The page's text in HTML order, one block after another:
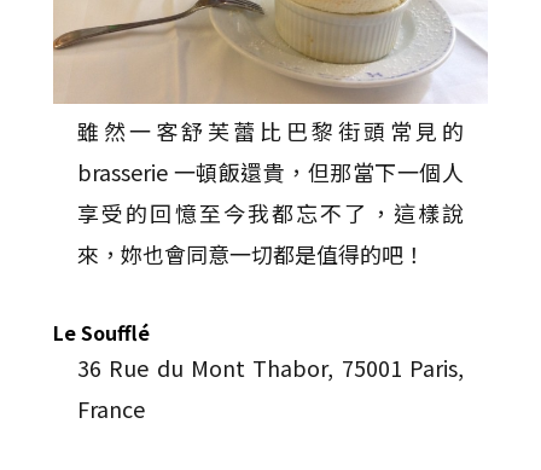
雖然一客舒芙蕾比巴黎街頭常見的
brasserie 一頓飯還貴，但那當下一個人
享受的回憶至今我都忘不了，這樣說
來，妳也會同意一切都是值得的吧！
Le Soufflé
36 Rue du Mont Thabor, 75001 Paris,
France